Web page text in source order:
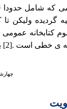
ولیکن تا
سوم کتابخانه
چهارشنبه ۲۱ تير